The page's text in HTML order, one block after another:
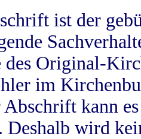
ist der
Original-
im
kann
Deshalb wird